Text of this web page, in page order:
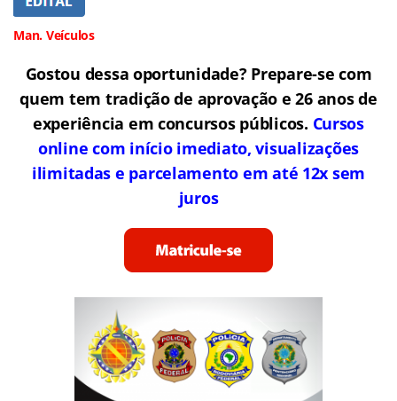
Man. Veículos
Gostou dessa oportunidade? Prepare-se com
quem tem tradição de aprovação e 26 anos de
experiência em concursos públicos. Cursos
online com início imediato, visualizações
ilimitadas e parcelamento em até 12x sem
juros